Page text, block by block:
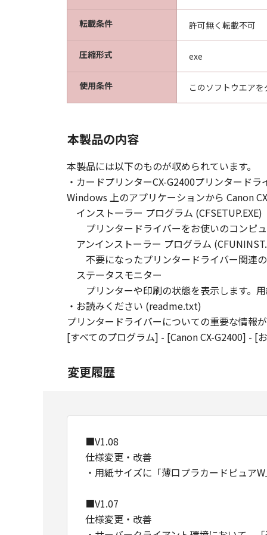
転載条件 許可無く転載不可
圧縮形式 exe
使用条件 このソフトウエア
本製品の内容
本製品には以下のものが収められています。
・カードプリンターCX-G2400プリンタードラ
Windows 上のアプリケーションから Canon
インストーラー プログラム (CFSETUP.EXE)
プリンタードライバーをお使いのコンピュ
アンインストーラー プログラム
不要になったプリンタードライバー関連の
ステータスモニター
プリンターや印刷の状態を表示します。用
・お読みください (readme.txt)
プリンタードライバーについての重要な情報
[すべてのプログラム] - [Canon CX-G2400] - [
変更履歴
■V1.08
仕様変更・改善
・用紙サイズに「薄口プラカードピュア
■V1.07
仕様変更・改善